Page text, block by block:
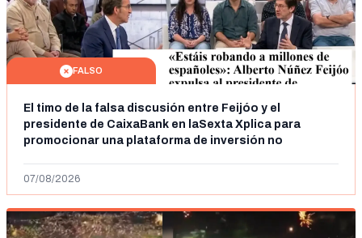
FALSO
El timo de la falsa discusión entre Feijóo y el
presidente de CaixaBank en laSexta Xplica para
promocionar una plataforma de inversión no
07/08/2026